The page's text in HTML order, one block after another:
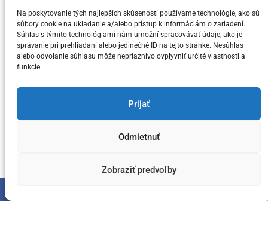
Na poskytovanie tých najlepších skúseností používame technológie, ako sú
súbory cookie na ukladanie a/alebo prístup k informáciám o zariadení.
Súhlas s týmito technológiami nám umožní spracovávať údaje, ako je
správanie pri prehliadaní alebo jedinečné ID na tejto stránke. Nesúhlas
alebo odvolanie súhlasu môže nepriaznivo ovplyvniť určité vlastnosti a
funkcie.
Prijať
Odmietnuť
Zobraziť predvoľby
Posted on5. júla 2024 bymeny.sk